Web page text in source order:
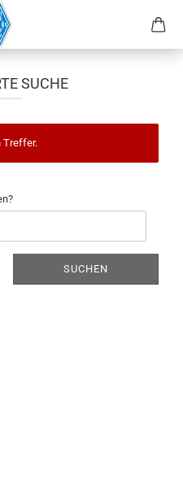
SUCHE
Treffer.
SUCHEN